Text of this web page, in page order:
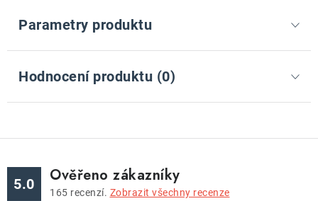
Parametry produktu
Hodnocení produktu (0)
5.0 Ověřeno zákazníky
165 recenzí. Zobrazit všechny recenze